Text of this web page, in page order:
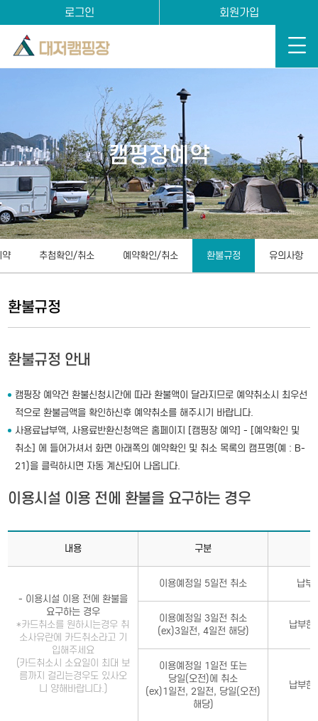
로그인 회원가입
캠핑장예약
약 추첨확인/취소 예약확인/취소 환불규정 유의사항
환불규정
환불규정 안내
캠핑장 예약건 환불신청시간에 따라 환불액이 달라지므로 예약취소시 최우선
적으로 환불금액을 확인하신후 예약취소를 해주시기 바랍니다.
사용료납부액, 사용료반환신청액은 홈페이지 [캠핑장 예약] - [예약확인 및
취소] 에 들어가셔서 화면 아래쪽의 예약확인 및 취소 목록의 캠프명(예 : B-
21)을 클릭하시면 자동 계산되어 나옵니다.
이용시설 이용 전에 환불을 요구하는 경우
내용 구분
- 이용시설 이용 전에 환불을
요구하는 경우
*카드취소를 원하시는경우 취
소사유란에 카드취소라고 기
입해주세요
(카드취소시 소요일이 최대 보
름까지 걸리는경우도 있사오
니 양해바랍니다.)
이용예정일 5일전 취소 납부
이용예정일 3일전 취소
(ex)3일전, 4일전 해당)
납부
이용예정일 1일전 또는
당일(오전)에 취소
(ex)1일전, 2일전, 당일(오전)
해당)
납부